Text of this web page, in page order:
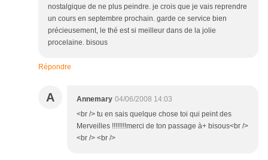
nostalgique de ne plus peindre. je crois que je vais reprendre
un cours en septembre prochain. garde ce service bien
précieusement, le thé est si meilleur dans de la jolie
procelaine. bisous
Répondre
A Annemary 04/06/2008 14:03
<br /> tu en sais quelque chose toi qui peint des
Merveilles !!!!!!!!merci de ton passage à+ bisous<br />
<br /> <br />